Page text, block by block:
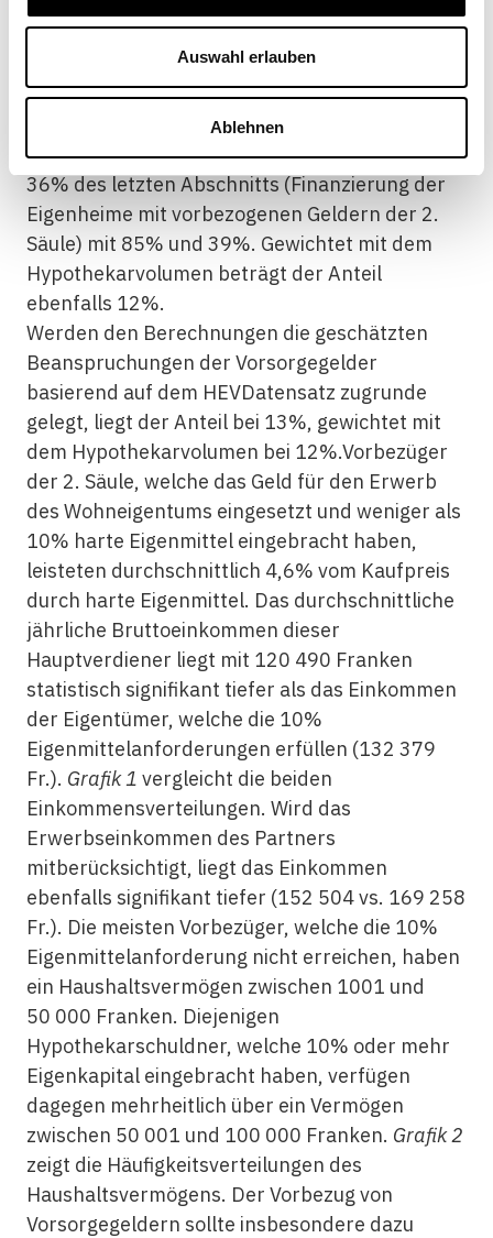
Auswahl erlauben
Ablehnen
der Belehnungswert gleich dem Kaufpreis des
Wohneigentums ist. Auf die gesamte Anzahl
aller Hypothekarkredite machen diese
Finanzierungen einen Anteil von 12% aus.
Die Zahl ergibt sich aus der Multiplikation der
36% des letzten Abschnitts (Finanzierung der
Eigenheime mit vorbezogenen Geldern der 2.
Säule) mit 85% und 39%. Gewichtet mit dem
Hypothekarvolumen beträgt der Anteil
ebenfalls 12%.
Werden den Berechnungen die geschätzten
Beanspruchungen der Vorsorgegelder
basierend auf dem HEVDatensatz zugrunde
gelegt, liegt der Anteil bei 13%, gewichtet mit
dem Hypothekarvolumen bei 12%.Vorbezüger
der 2. Säule, welche das Geld für den Erwerb
des Wohneigentums eingesetzt und weniger als
10% harte Eigenmittel eingebracht haben,
leisteten durchschnittlich 4,6% vom Kaufpreis
durch harte Eigenmittel. Das durchschnittliche
jährliche Bruttoeinkommen dieser
Hauptverdiener liegt mit 120 490 Franken
statistisch signifikant tiefer als das Einkommen
der Eigentümer, welche die 10%
Eigenmittelanforderungen erfüllen (132 379
Fr.). Grafik 1 vergleicht die beiden
Einkommensverteilungen. Wird das
Erwerbseinkommen des Partners
mitberücksichtigt, liegt das Einkommen
ebenfalls signifikant tiefer (152 504 vs. 169 258
Fr.). Die meisten Vorbezüger, welche die 10%
Eigenmittelanforderung nicht erreichen, haben
ein Haushaltsvermögen zwischen 1001 und
50 000 Franken. Diejenigen
Hypothekarschuldner, welche 10% oder mehr
Eigenkapital eingebracht haben, verfügen
dagegen mehrheitlich über ein Vermögen
zwischen 50 001 und 100 000 Franken. Grafik 2
zeigt die Häufigkeitsverteilungen des
Haushaltsvermögens. Der Vorbezug von
Vorsorgegeldern sollte insbesondere dazu